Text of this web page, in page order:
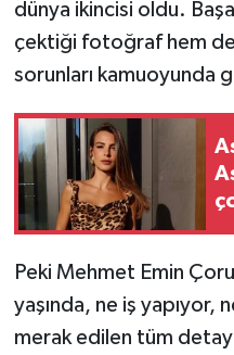
dünya ikincisi oldu.
çektiği fotoğraf hem de
sorunları kamuoyunda
Peki Mehmet Emin
yaşında, ne iş yapıyor,
merak edilen tüm